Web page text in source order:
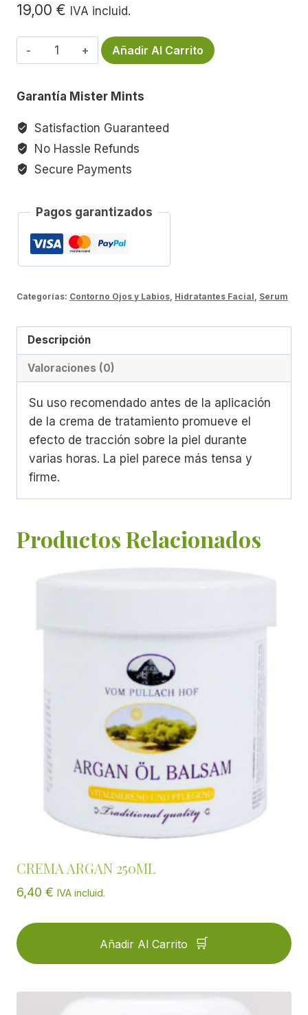
19,00 € IVA incluid.
EXTRATENSOR
SERUM
veneno
Real
cantidad
Añadir Al Carrito
Garantía Mister Mints
Satisfaction Guaranteed
No Hassle Refunds
Secure Payments
Pagos garantizados
Categorías: Contorno Ojos y Labios Hidratantes Facial Serum
Descripción
Valoraciones (0)
Su uso recomendado antes de la aplicación
de la crema de tratamiento promueve el
efecto de tracción sobre la piel durante
varias horas. La piel parece más tensa y
firme.
Productos Relacionados
CREMA ARGAN 250ML
6,40 € IVA incluid.
Añadir Al Carrito